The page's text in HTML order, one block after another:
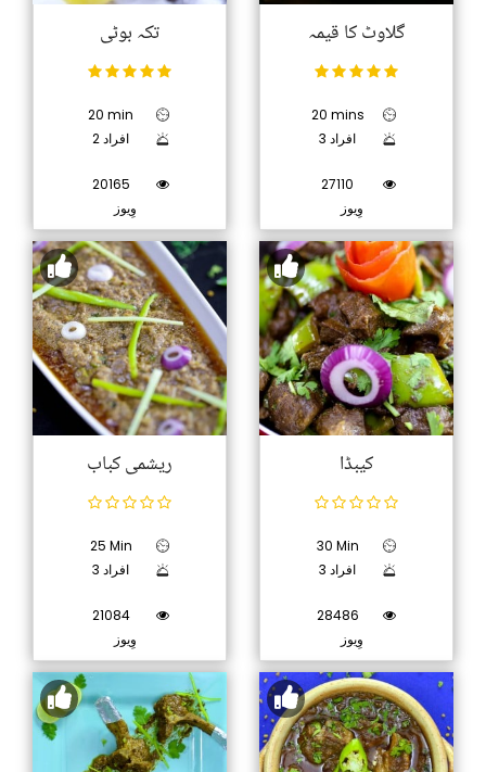
تکہ بوٹی
20 min
2 افراد
20165
وِیوز
گلاوٹ کا قیمہ
20 mins
3 افراد
27110
وِیوز
ریشمی کباب
25 Min
3 افراد
21084
وِیوز
کیبڈا
30 Min
3 افراد
28486
وِیوز